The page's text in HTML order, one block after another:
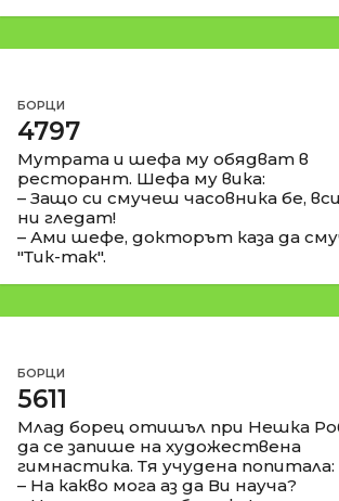
БОРЦИ
4797
Мутрата и шефа му обядват в
ресторант. Шефа му вика:
– Защо си смучеш часовника бе,
ни гледат!
– Ами шефе, докторът каза да
"Тик-так".
БОРЦИ
5611
Млад борец отишъл при Нешка
да се запише на художествена
гимнастика. Тя учудена попитала:
– На какво мога аз да Ви науча?